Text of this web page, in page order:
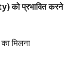
को प्रभावित करने
मिलना